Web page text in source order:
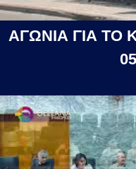
ΑΓΩΝΙΑ ΓΙΑ ΤΟ